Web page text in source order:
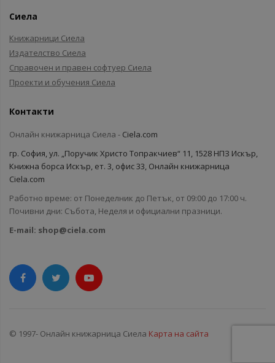
Сиела
Книжарници Сиела
Издателство Сиела
Справочен и правен софтуер Сиела
Проекти и обучения Сиела
Контакти
Онлайн книжарница Сиела - Ciela.com
гр. София, ул. „Поручик Христо Топракчиев“ 11, 1528 НПЗ Искър,
Книжна борса Искър, ет. 3, офис 33, Онлайн книжарница
Ciela.com
Работно време: от Понеделник до Петък, от 09:00 до 17:00 ч.
Почивни дни: Събота, Неделя и официални празници.
E-mail: shop@ciela.com
© 1997- Онлайн книжарница Сиела Карта на сайта